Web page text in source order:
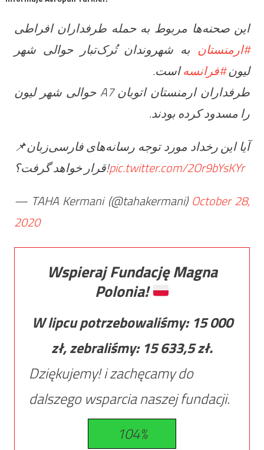
این صحنه‌ها مربوط به حمله طرفداران افراطی
#ارمنستان به شهروندان تُرک‌تبار حوالی شهر
لیون#فرانسهاست.
طرفداران ارمنستان اتوبان A7 حوالی شهر لیون
را مسدود کرده بودند.
📌آیا این رخداد مورد توجه رسانه‌های فارسی‌زبان
قرار خواهد گرفت؟!pic.twitter.com/2Or9bYsKYr
— TAHA Kermani (@tahakermani) October 28,
2020
Wspieraj Fundację Magna
Polonia!
W lipcu potrzebowaliśmy: 15 000
zł, zebraliśmy: 15 633,5zł.
Dziękujemy! i zachęcamy do
dalszego wsparcia naszej fundacji.
104%